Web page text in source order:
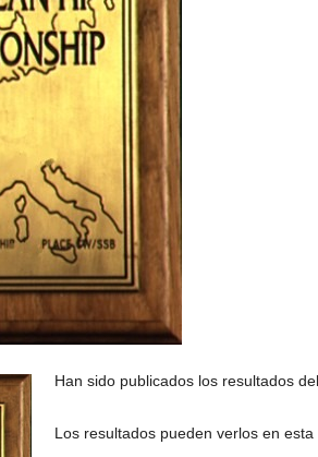
Han sido publicados los resultados
Los resultados pueden verlos en esta